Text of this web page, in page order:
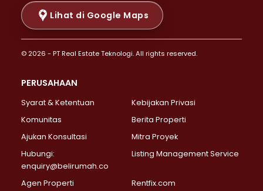
Properti Dijual di Kramat >
Properti Dijual di Pasar Baru >
Properti Dijual di Bendungan Hilir >
Properti Dijual di Jakarta Selatan >
Properti Dijual di Lebak Bulus >
Properti Dijual di Gandaria Selatan >
Properti Dijual di Pondok Labu >
Properti Dijual di Lenteng Agung >
Properti Dijual di Senayan >
Properti Dijual di Pondok Pinang >
Lihat di Google Maps
© 2026 - PT Real Estate Teknologi. All rights reserved.
PERUSAHAAN
Syarat & Ketentuan
Kebijakan Privasi
Komunitas
Berita Properti
Ajukan Konsultasi
Mitra Proyek
Hubungi:
enquiry@belirumah.co
Listing Management Service
Agen Properti Rentfix.com